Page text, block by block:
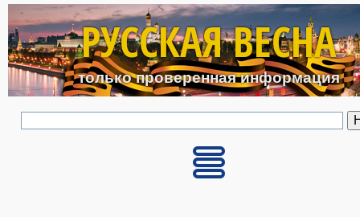
Перейти к основному
РУССКАЯ ВЕСНА
только проверенная информация